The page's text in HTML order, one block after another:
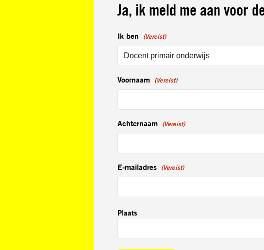
Ja, ik meld me aan voor
Ik ben (Vereist)
Voornaam (Vereist)
Achternaam (Vereist)
E-mailadres (Vereist)
Adres
Plaats